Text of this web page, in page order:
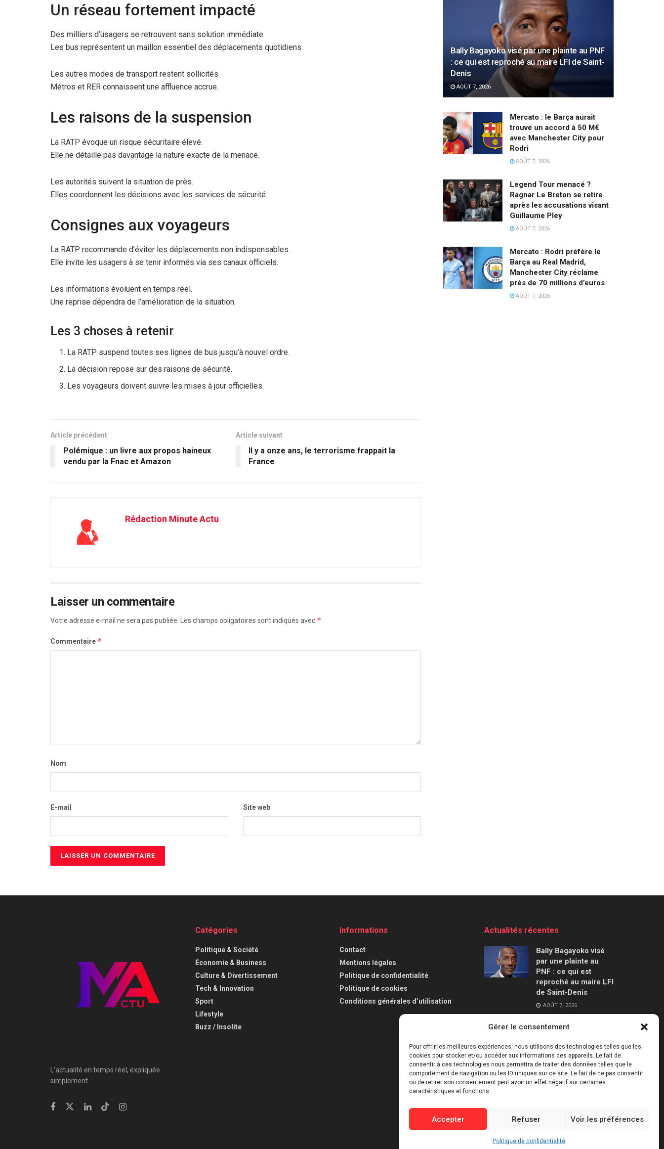
Gérer le consentement
Pour offrir les meilleures expériences, nous utilisons des technologies telles que les
cookies pour stocker et/ou accéder aux informations des appareils. Le fait de
consentir à ces technologies nous permettra de traiter des données telles que le
comportement de navigation ou les ID uniques sur ce site. Le fait de ne pas consentir
ou de retirer son consentement peut avoir un effet négatif sur certaines
caractéristiques et fonctions.
Accepter Refuser Voir les préférences
Politique de confidentialité
Un réseau fortement impacté
Des milliers d’usagers se retrouvent sans solution immédiate.
Les bus représentent un maillon essentiel des déplacements quotidiens.
Les autres modes de transport restent sollicités.
Métros et RER connaissent une affluence accrue.
Les raisons de la suspension
La RATP évoque un risque sécuritaire élevé.
Elle ne détaille pas davantage la nature exacte de la menace.
Les autorités suivent la situation de près.
Elles coordonnent les décisions avec les services de sécurité.
Consignes aux voyageurs
La RATP recommande d’éviter les déplacements non indispensables.
Elle invite les usagers à se tenir informés via ses canaux officiels.
Les informations évoluent en temps réel.
Une reprise dépendra de l’amélioration de la situation.
Les 3 choses à retenir
La RATP suspend toutes ses lignes de bus jusqu’à nouvel ordre.
La décision repose sur des raisons de sécurité.
Les voyageurs doivent suivre les mises à jour officielles.
Article précédent
Polémique : un livre aux propos haineux
vendu par la Fnac et Amazon
Article suivant
Il y a onze ans, le terrorisme frappait la
France
Rédaction Minute Actu
Laisser un commentaire
Votre adresse e-mail ne sera pas publiée. Les champs obligatoires sont indiqués avec *
Commentaire *
Nom
E-mail Site web
Bally Bagayoko visé par une plainte au PNF
: ce qui est reproché au maire LFI de Saint-
Denis
AOÛT 7, 2026
Mercato : le Barça aurait
trouvé un accord à 50 M€
avec Manchester City pour
Rodri
AOÛT 7, 2026
Legend Tour menacé ?
Ragnar Le Breton se retire
après les accusations visant
Guillaume Pley
AOÛT 7, 2026
Mercato : Rodri préfère le
Barça au Real Madrid,
Manchester City réclame
près de 70 millions d’euros
AOÛT 7, 2026
L’actualité en temps réel, expliquée
simplement.
Catégories
⁠Politique & Société
Économie & Business
⁠Culture & Divertissement
⁠Tech & Innovation
Sport
Lifestyle
Buzz / Insolite
Informations
Contact
Mentions légales
Politique de confidentialité
Politique de cookies
Conditions générales d’utilisation
Actualités récentes
Bally Bagayoko visé
par une plainte au
PNF : ce qui est
reproché au maire LFI
de Saint-Denis
AOÛT 7, 2026
Mercato : le Barça
accord à 50 M€ avec
Manchester City pour
Rodri
AOÛT 7, 2026